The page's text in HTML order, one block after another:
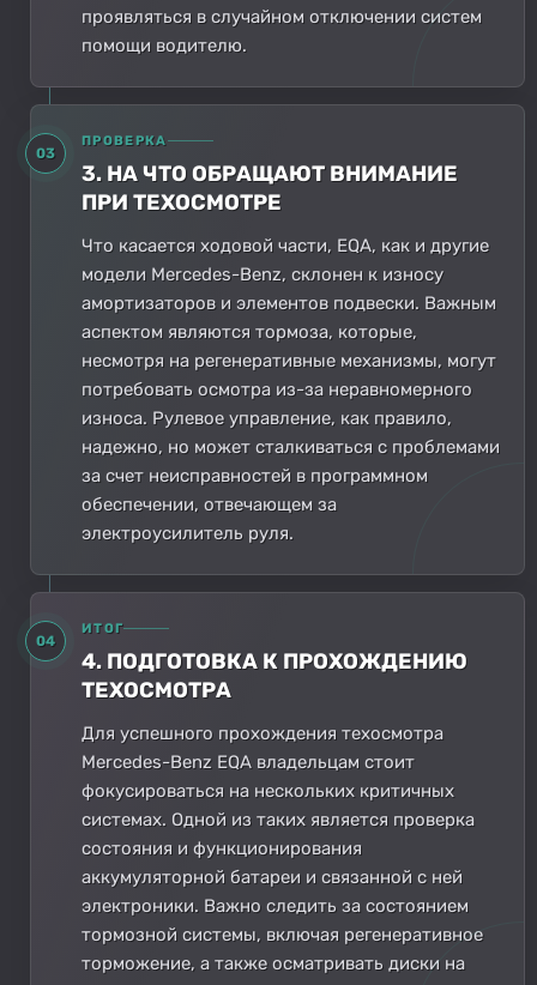
проявляться в случайном отключении систем
помощи водителю.
03
ПРОВЕРКА
3. НА ЧТО ОБРАЩАЮТ ВНИМАНИЕ
ПРИ ТЕХОСМОТРЕ
Что касается ходовой части, EQA, как и другие
модели Mercedes-Benz, склонен к износу
амортизаторов и элементов подвески. Важным
аспектом являются тормоза, которые,
несмотря на регенеративные механизмы, могут
потребовать осмотра из-за неравномерного
износа. Рулевое управление, как правило,
надежно, но может сталкиваться с проблемами
за счет неисправностей в программном
обеспечении, отвечающем за
электроусилитель руля.
04
ИТОГ
4. ПОДГОТОВКА К ПРОХОЖДЕНИЮ
ТЕХОСМОТРА
Для успешного прохождения техосмотра
Mercedes-Benz EQA владельцам стоит
фокусироваться на нескольких критичных
системах. Одной из таких является проверка
состояния и функционирования
аккумуляторной батареи и связанной с ней
электроники. Важно следить за состоянием
тормозной системы, включая регенеративное
торможение, а также осматривать диски на